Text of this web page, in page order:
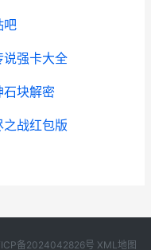
吧
强卡大全
块解密
战红包版
ICP备2024042826号 XML地图